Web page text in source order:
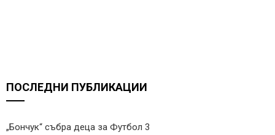
ПОСЛЕДНИ ПУБЛИКАЦИИ
„Бончук“ събра деца за Футбол 3